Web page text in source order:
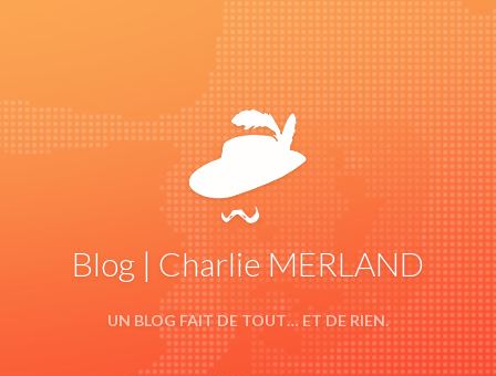
Blog | Charlie MERLAND
UN BLOG FAIT DE TOUT… ET DE RIEN.